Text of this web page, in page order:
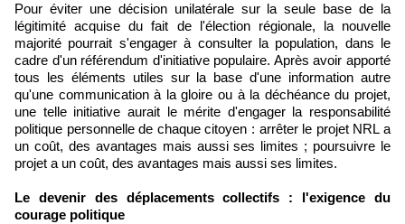
Pour éviter une décision unilatérale sur la seule base de la
légitimité acquise du fait de l'élection régionale, la nouvelle
majorité pourrait s'engager à consulter la population, dans le
cadre d'un référendum d'initiative populaire. Après avoir apporté
tous les éléments utiles sur la base d'une information autre
qu'une communication à la gloire ou à la déchéance du projet,
une telle initiative aurait le mérite d'engager la responsabilité
politique personnelle de chaque citoyen : arrêter le projet NRL a
un coût, des avantages mais aussi ses limites ; poursuivre le
projet a un coût, des avantages mais aussi ses limites.
Le devenir des déplacements collectifs : l'exigence du
courage politique